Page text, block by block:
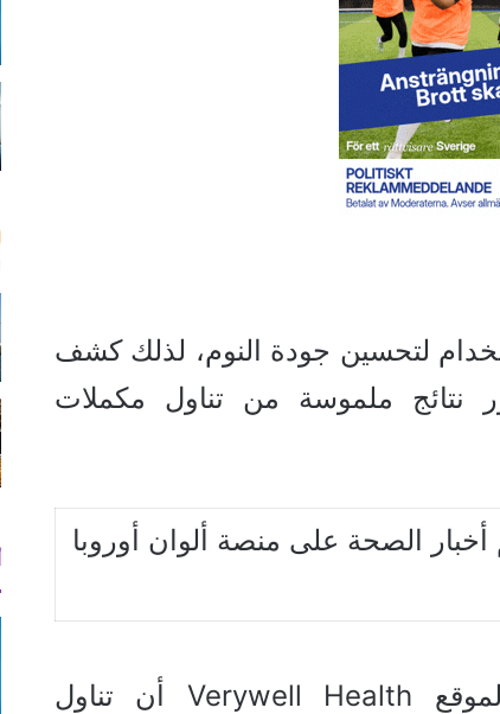
لتحسين جودة النوم، لذلك كشف
نتائج ملموسة من تناول مكملات
الصحة على منصة ألوان أوروبا
صرح الطبيب المعتمد صهيب امتياز لموقع Verywell Health أن تناول